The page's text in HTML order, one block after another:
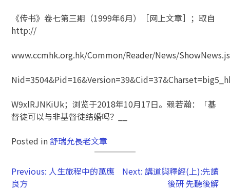
《传书》卷七第三期（1999年6月）［网上文章］；取自
http://
www.ccmhk.org.hk/Common/Reader/News/
W9xlRJNKiUk；浏览于2018年10月17日。赖若瀚：「基
督徒可以与非基督徒结婚吗？__
Posted in舒瑞允長老文章
Previous: 人生旅程中的萬應
良方
Next: 講道與釋經(上):先讀
後研 先聽後解